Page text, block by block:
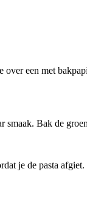
een met
smaak. Bak de
je de pasta afgiet.